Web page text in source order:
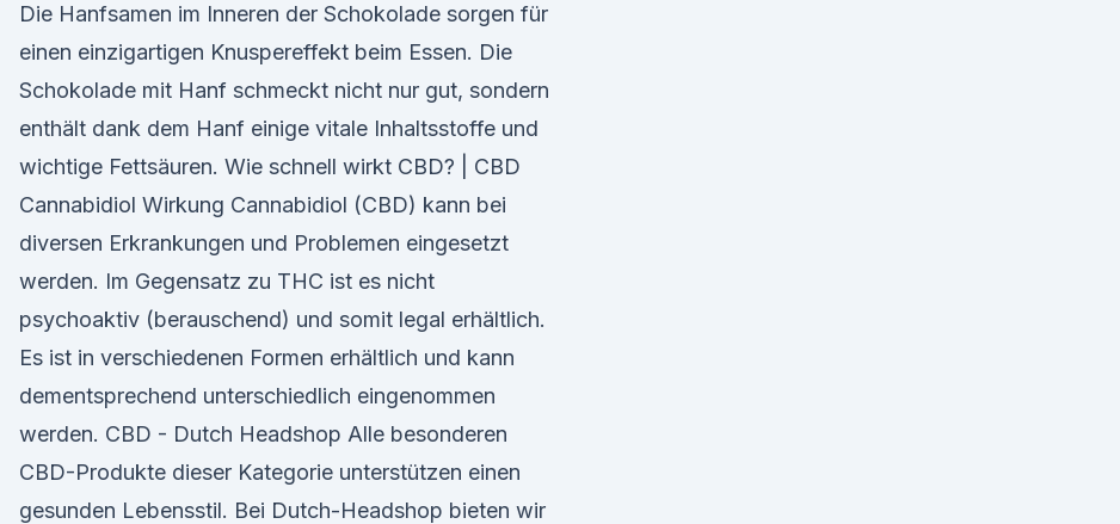
Die Hanfsamen im Inneren der Schokolade sorgen für
einen einzigartigen Knuspereffekt beim Essen. Die
Schokolade mit Hanf schmeckt nicht nur gut, sondern
enthält dank dem Hanf einige vitale Inhaltsstoffe und
wichtige Fettsäuren. Wie schnell wirkt CBD? | CBD
Cannabidiol Wirkung Cannabidiol (CBD) kann bei
diversen Erkrankungen und Problemen eingesetzt
werden. Im Gegensatz zu THC ist es nicht
psychoaktiv (berauschend) und somit legal erhältlich.
Es ist in verschiedenen Formen erhältlich und kann
dementsprechend unterschiedlich eingenommen
werden. CBD - Dutch Headshop Alle besonderen
CBD-Produkte dieser Kategorie unterstützen einen
gesunden Lebensstil. Bei Dutch-Headshop bieten wir